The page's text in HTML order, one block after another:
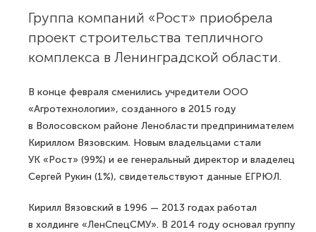
Группа компаний «Рост» приобрела
проект строительства тепличного
комплекса в Ленинградской области.
В конце февраля сменились учредители ООО
«Агротехнологии», созданного в 2015 году
в Волосовском районе Ленобласти предпринимателем
Кириллом Вязовским. Новым владельцами стали
УК «Рост» (99%) и ее генеральный директор и владелец
Сергей Рукин (1%), свидетельствуют данные ЕГРЮЛ.
Кирилл Вязовский в 1996 — 2013 годах работал
в холдинге «ЛенСпецСМУ». В 2014 году основал группу